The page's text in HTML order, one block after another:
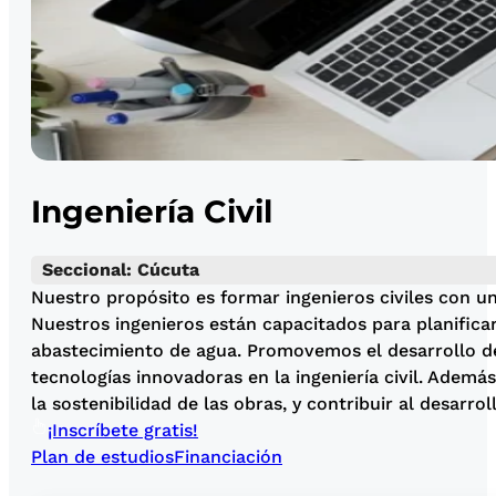
Ingeniería Civil
Seccional: Cúcuta
Nuestro propósito es formar ingenieros civiles con
Nuestros ingenieros están capacitados para
abastecimiento de agua. Promovemos el desarrollo
tecnologías innovadoras en la ingeniería civil.
la sostenibilidad de las obras, y contribuir al
¡Inscríbete gratis!
Plan de estudiosFinanciación